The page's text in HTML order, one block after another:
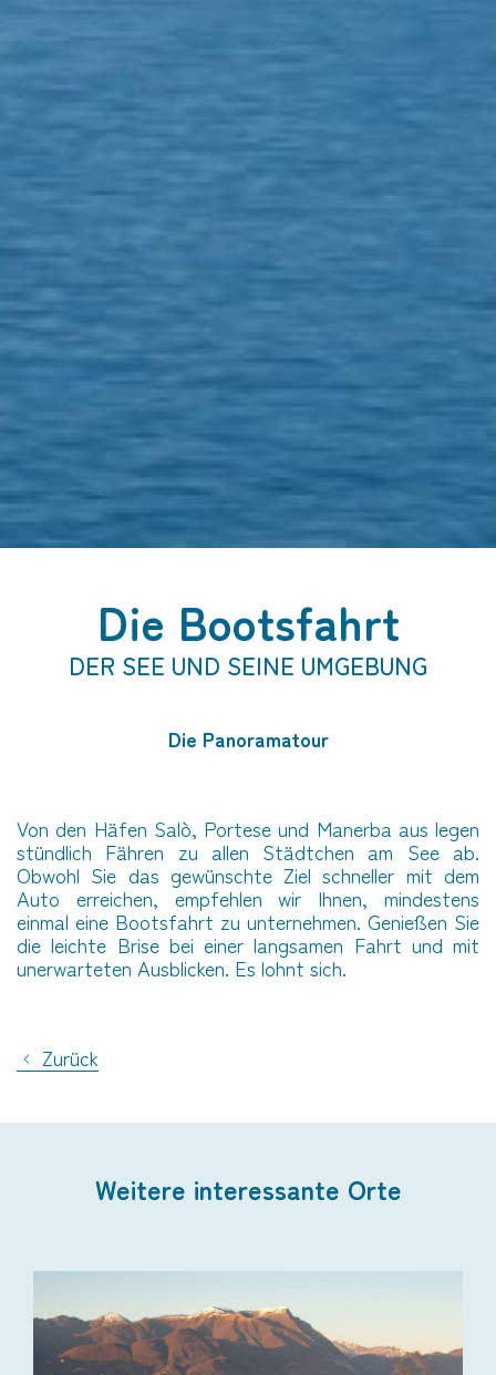
Die Bootsfahrt
DER SEE UND SEINE UMGEBUNG
Die Panoramatour
Von den Häfen Salò, Portese und Manerba aus legen
stündlich Fähren zu allen Städtchen am See ab.
Obwohl Sie das gewünschte Ziel schneller mit dem
Auto erreichen, empfehlen wir Ihnen, mindestens
einmal eine Bootsfahrt zu unternehmen. Genießen Sie
die leichte Brise bei einer langsamen Fahrt und mit
unerwarteten Ausblicken. Es lohnt sich.
Zurück
Weitere interessante Orte